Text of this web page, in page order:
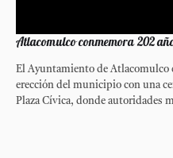
Atlacomulco conmemora 202
El Ayuntamiento de Atlacomulco
erección del municipio con una
Plaza Cívica, donde autoridades